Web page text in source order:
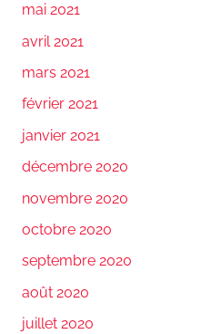
mai 2021
avril 2021
mars 2021
février 2021
janvier 2021
décembre 2020
novembre 2020
octobre 2020
septembre 2020
août 2020
juillet 2020